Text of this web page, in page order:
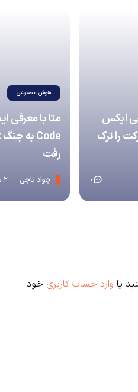
ایکس
را ترک
0
هوش مصنوعی
رفت
جواد تاجی 2 ساعت قبل
یا وارد حساب کاربری خود